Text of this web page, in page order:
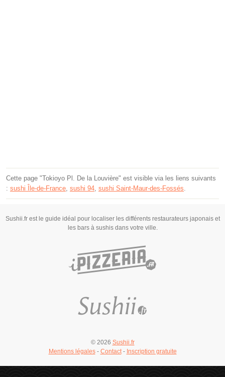
Cette page "Tokioyo Pl. De la Louvière" est visible via les liens suivants
: sushi Île-de-France, sushi 94, sushi Saint-Maur-des-Fossés.
Sushii.fr est le guide idéal pour localiser les différents restaurateurs japonais et
les bars à sushis dans votre ville.
© 2026 Sushii.fr
Mentions légales- Contact- Inscription gratuite